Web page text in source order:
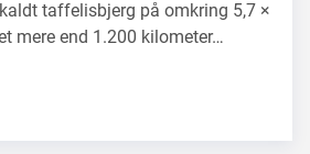
taffelisbjerg på omkring 5,7 ×
mere end 1.200 kilometer…